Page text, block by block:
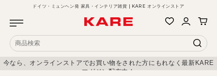
ドイツ・ミュンヘン発 家具・インテリア雑貨 | KARE オンラインストア
今なら、オンラインストアでお買い物をされた方にもれなく最新KARE
マガジン配布中！